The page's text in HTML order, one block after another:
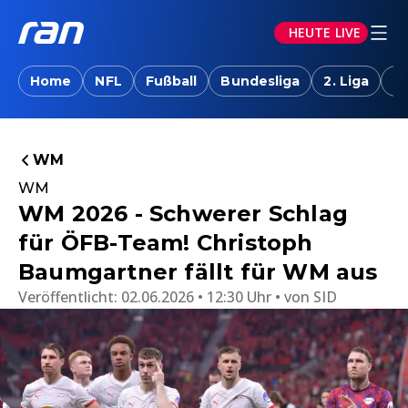
HEUTE LIVE
Home NFL Fußball Bundesliga 2. Liga
WM
WM
WM 2026 - Schwerer Schlag
für ÖFB-Team! Christoph
Baumgartner fällt für WM aus
Veröffentlicht: 02.06.2026 • 12:30 Uhr von SID